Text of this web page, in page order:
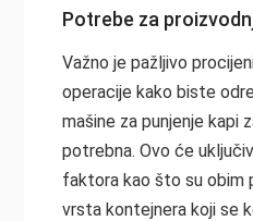
Potrebe za
Važno je pažljivo
operacije kako biste
mašine za punjenje kapi
potrebna. Ovo će
faktora kao što su obim
vrsta kontejnera koji se